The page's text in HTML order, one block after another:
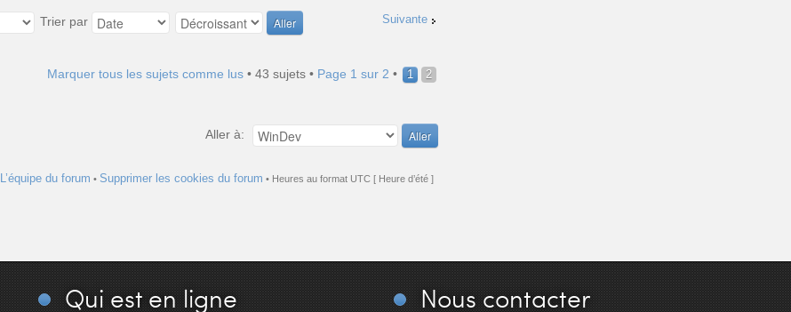
Suivante
Trier par
Marquer tous les sujets comme lus • 43 sujets • Page 1 sur 2 • 1 2
Aller à:
L’équipe du forum • Supprimer les cookies du forum • Heures au format UTC [ Heure d’été ]
Qui est en ligne Nous contacter